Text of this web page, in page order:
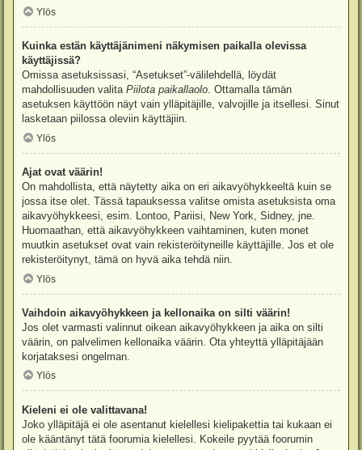
Ylös
Kuinka estän käyttäjänimeni näkymisen paikalla olevissa
käyttäjissä?
Omissa asetuksissasi, “Asetukset”-välilehdellä, löydät
mahdollisuuden valita Piilota paikallaolo. Ottamalla tämän
asetuksen käyttöön näyt vain ylläpitäjille, valvojille ja itsellesi. Sinut
lasketaan piilossa oleviin käyttäjiin.
Ylös
Ajat ovat väärin!
On mahdollista, että näytetty aika on eri aikavyöhykkeeltä kuin se
jossa itse olet. Tässä tapauksessa valitse omista asetuksista oma
aikavyöhykkeesi, esim. Lontoo, Pariisi, New York, Sidney, jne.
Huomaathan, että aikavyöhykkeen vaihtaminen, kuten monet
muutkin asetukset ovat vain rekisteröityneille käyttäjille. Jos et ole
rekisteröitynyt, tämä on hyvä aika tehdä niin.
Ylös
Vaihdoin aikavyöhykkeen ja kellonaika on silti väärin!
Jos olet varmasti valinnut oikean aikavyöhykkeen ja aika on silti
väärin, on palvelimen kellonaika väärin. Ota yhteyttä ylläpitäjään
korjataksesi ongelman.
Ylös
Kieleni ei ole valittavana!
Joko ylläpitäjä ei ole asentanut kielellesi kielipakettia tai kukaan ei
ole kääntänyt tätä foorumia kielellesi. Kokeile pyytää foorumin